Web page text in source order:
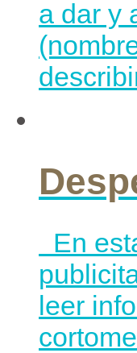
a dar y
En
leer